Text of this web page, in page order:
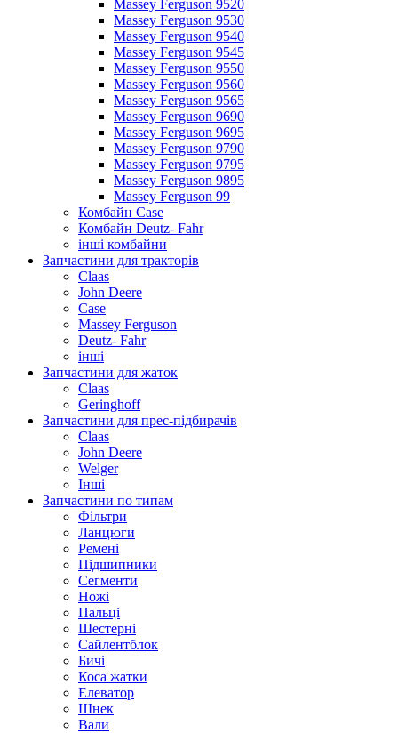
Massey Ferguson 9520
Massey Ferguson 9530
Massey Ferguson 9540
Massey Ferguson 9545
Massey Ferguson 9550
Massey Ferguson 9560
Massey Ferguson 9565
Massey Ferguson 9690
Massey Ferguson 9695
Massey Ferguson 9790
Massey Ferguson 9795
Massey Ferguson 9895
Massey Ferguson 99
Комбайн Case
Комбайн Deutz- Fahr
інші комбайни
Запчастини для тракторів
Claas
John Deere
Case
Massey Ferguson
Deutz- Fahr
інші
Запчастини для жаток
Claas
Geringhoff
Запчастини для прес-підбирачів
Claas
John Deere
Welger
Інші
Запчастини по типам
Фільтри
Ланцюги
Ремені
Підшипники
Сегменти
Ножі
Пальці
Шестерні
Сайлентблок
Бичі
Коса жатки
Елеватор
Шнек
Вали